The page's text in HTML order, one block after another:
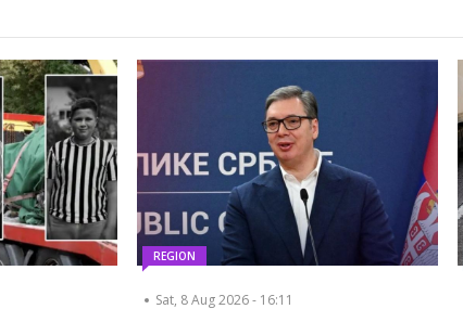
REGION
Sat, 8 Aug 2026 - 16:11